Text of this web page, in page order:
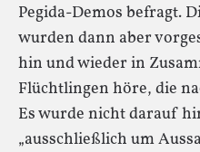
Pegida-Demos befragt.
wurden dann aber
hin und wieder in
Flüchtlingen höre, die
Es wurde nicht darauf
„ausschließlich um